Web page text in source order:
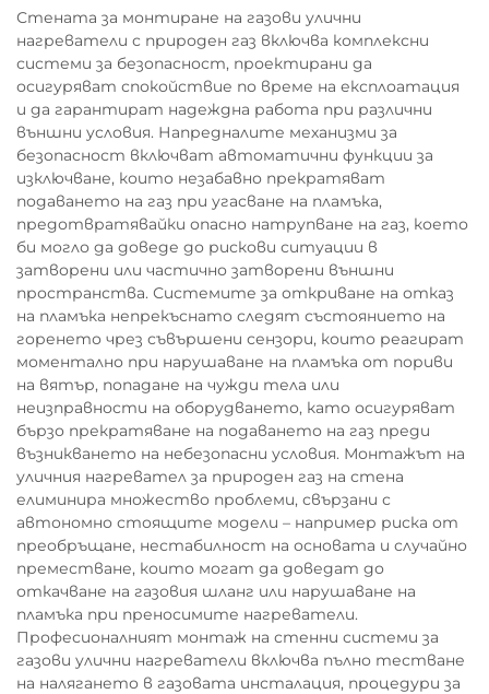
Стената за монтиране на газови улични
нагреватели с природен газ включва комплексни
системи за безопасност, проектирани да
осигуряват спокойствие по време на експлоатация
и да гарантират надеждна работа при различни
външни условия. Напредналите механизми за
безопасност включват автоматични функции за
изключване, които незабавно прекратяват
подаването на газ при угасване на пламъка,
предотвратявайки опасно натрупване на газ, което
би могло да доведе до рискови ситуации в
затворени или частично затворени външни
пространства. Системите за откриване на отказ
на пламъка непрекъснато следят състоянието на
горенето чрез съвършени сензори, които реагират
моментално при нарушаване на пламъка от пориви
на вятър, попадане на чужди тела или
неизправности на оборудването, като осигуряват
бързо прекратяване на подаването на газ преди
възникването на небезопасни условия. Монтажът на
уличния нагревател за природен газ на стена
елиминира множество проблеми, свързани с
автономно стоящите модели – например риска от
преобръщане, нестабилност на основата и случайно
преместване, които могат да доведат до
откачване на газовия шланг или нарушаване на
пламъка при преносимите нагреватели.
Професионалният монтаж на стенни системи за
газови улични нагреватели включва пълно тестване
на налягането в газовата инсталация, процедури за